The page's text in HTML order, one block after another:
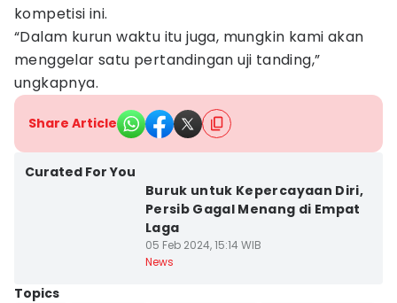
kompetisi ini.
“Dalam kurun waktu itu juga, mungkin kami akan
menggelar satu pertandingan uji tanding,”
ungkapnya.
Share Article
Curated For You
Buruk untuk Kepercayaan Diri,
Persib Gagal Menang di Empat
Laga
05 Feb 2024, 15:14 WIB
News
Topics